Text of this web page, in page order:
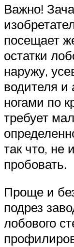
Важно!
посещает
остатки
наружу,
водителя и
ногами по
требует
так что, не
пробовать.
Проще и
подрез
лобового